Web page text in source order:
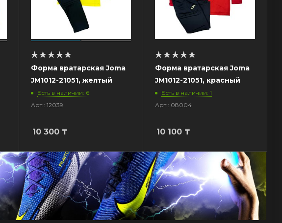
Форма вратарская Joma
JM1012-21051, желтый
Есть в наличии: 6
Арт.: 12039
10 300 ₸
Форма вратарская Joma
JM1012-21051, красный
Есть в наличии: 1
Арт.: 08004
10 100 ₸